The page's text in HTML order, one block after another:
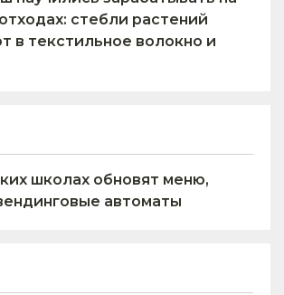
стебли растений
в текстильное волокно и
школах обновят меню,
автоматы